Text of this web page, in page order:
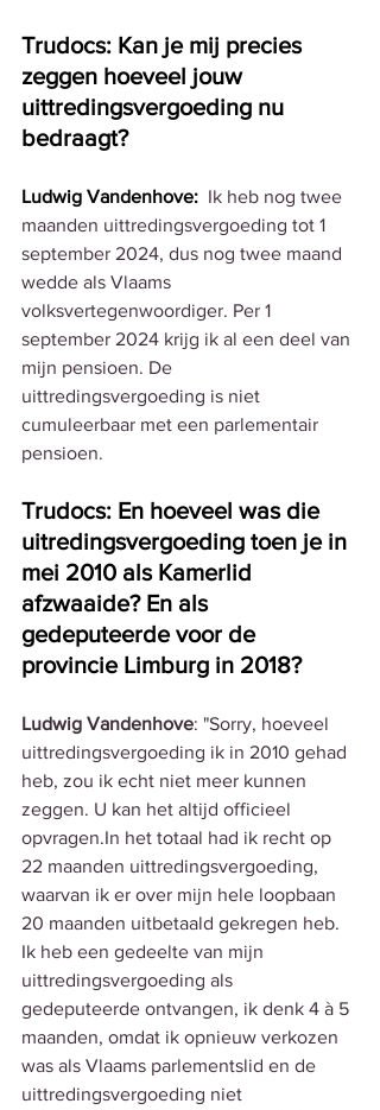
Trudocs: Kan je mij precies
zeggen hoeveel jouw
uittredingsvergoeding nu
bedraagt?
Ludwig Vandenhove: Ik heb nog twee
maanden uittredingsvergoeding tot 1
september 2024, dus nog twee maand
wedde als Vlaams
volksvertegenwoordiger. Per 1
september 2024 krijg ik al een deel van
mijn pensioen. De
uittredingsvergoeding is niet
cumuleerbaar met een parlementair
pensioen.
Trudocs: En hoeveel was die
uitredingsvergoeding toen je in
mei 2010 als Kamerlid
afzwaaide? En als
gedeputeerde voor de
provincie Limburg in 2018?
Ludwig Vandenhove: "Sorry, hoeveel
uittredingsvergoeding ik in 2010 gehad
heb, zou ik echt niet meer kunnen
zeggen. U kan het altijd officieel
opvragen.In het totaal had ik recht op
22 maanden uittredingsvergoeding,
waarvan ik er over mijn hele loopbaan
20 maanden uitbetaald gekregen heb.
Ik heb een gedeelte van mijn
uittredingsvergoeding als
gedeputeerde ontvangen, ik denk 4 à 5
maanden, omdat ik opnieuw verkozen
was als Vlaams parlementslid en de
uittredingsvergoeding niet